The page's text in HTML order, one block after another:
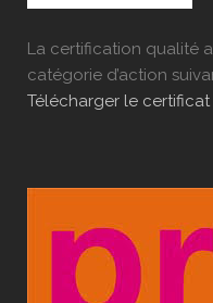
La certification qualité
catégorie d’action
Télécharger le certificat